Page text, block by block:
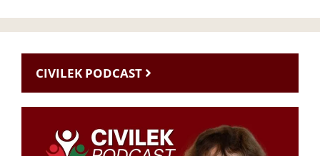
CIVILEK PODCAST